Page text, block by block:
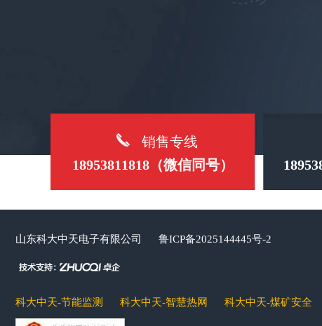
销售专线
18953811818（微信同号）
山东科大中天电子有限公司 鲁ICP备2025144445号-2
科大中天-节能监测 科大中天-智慧热网 科大中天-煤矿安全